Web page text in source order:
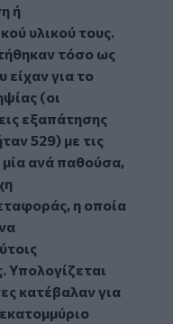
ή
υλικού τους.
τόσο ως
για το
(οι
εξαπάτησης
529) με τις
ανά παθούσα,
η οποία
Υπολογίζεται
κατέβαλαν για